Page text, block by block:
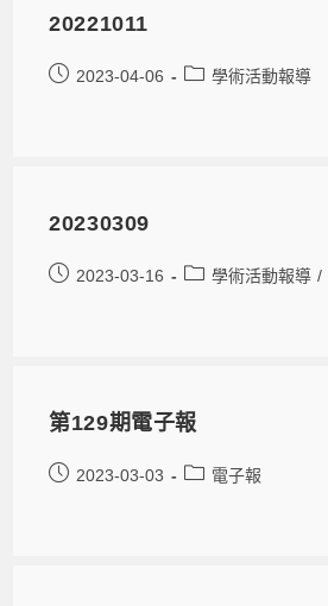
20221011
2023-04-06 學術活動報導
20230309
2023-03-16 學術活動報導 /
第129期電子報
2023-03-03 電子報